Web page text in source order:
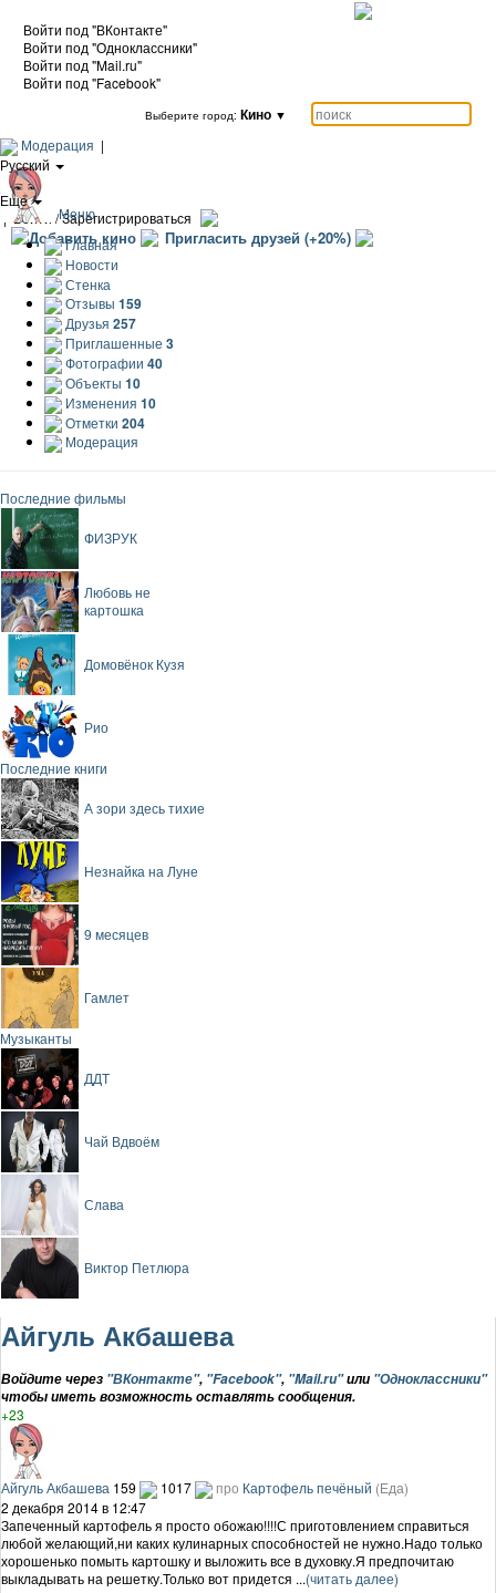
Войти под "ВКонтакте"
Войти под "Одноклассники"
Войти под "Mail.ru"
Войти под "Facebook"
Выберите город: Кино ▼
Модерация |
Русский
|
Еще
Войти / Зарегистрироваться
Добавить кино Пригласить друзей (+20%)
Меню
Главная
Новости
Стенка
Отзывы 159
Друзья 257
Приглашенные 3
Фотографии 40
Объекты 10
Изменения 10
Отметки 204
Модерация
Последние фильмы
ФИЗРУК
Любовь не
картошка
Домовёнок Кузя
Рио
Последние книги
А зори здесь тихие
Незнайка на Луне
9 месяцев
Гамлет
Музыканты
ДДТ
Чай Вдвоём
Слава
Виктор Петлюра
Айгуль Акбашева
Войдите через "ВКонтакте", "Facebook", "Mail.ru"или "Одноклассники"
чтобы иметь возможность оставлять сообщения.
+23
Айгуль Акбашева 159 1017 про Картофель печёный (Еда)
2 декабря 2014 в 12:47
Запеченный картофель я просто обожаю!!!!С приготовлением справиться
любой желающий,ни каких кулинарных способностей не нужно.Надо только
хорошенько помыть картошку и выложить все в духовку.Я предпочитаю
выкладывать на решетку.Только вот придется ...(читать далее)